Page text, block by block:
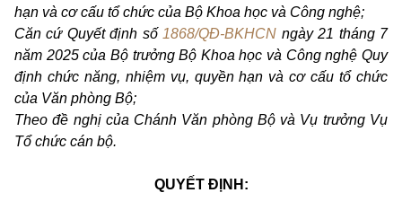
hạn và cơ cấu tổ chức của Bộ Khoa học và Công nghệ;
Căn cứ Quyết định số 1868/QĐ-BKHCN ngày 21 tháng 7
năm 2025 của Bộ trưởng Bộ Khoa học và Công nghệ Quy
định chức năng, nhiệm vụ, quyền hạn và cơ cấu tổ chức
của Văn phòng Bộ;
Theo đề nghị của Chánh Văn phòng Bộ và Vụ trưởng Vụ
Tổ chức cán bộ.
QUYẾT ĐỊNH: